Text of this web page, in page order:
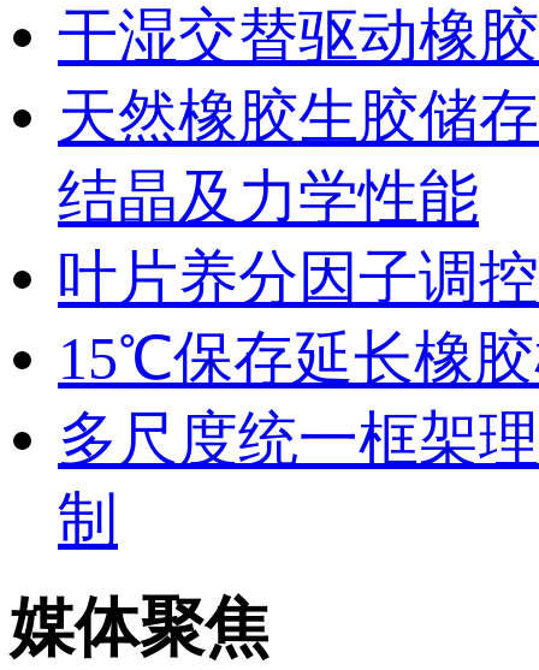
干湿交替驱动橡
天然橡胶生胶储
结晶及力学性能
叶片养分因子调
15℃保存延长橡
多尺度统一框架
制
媒体聚焦